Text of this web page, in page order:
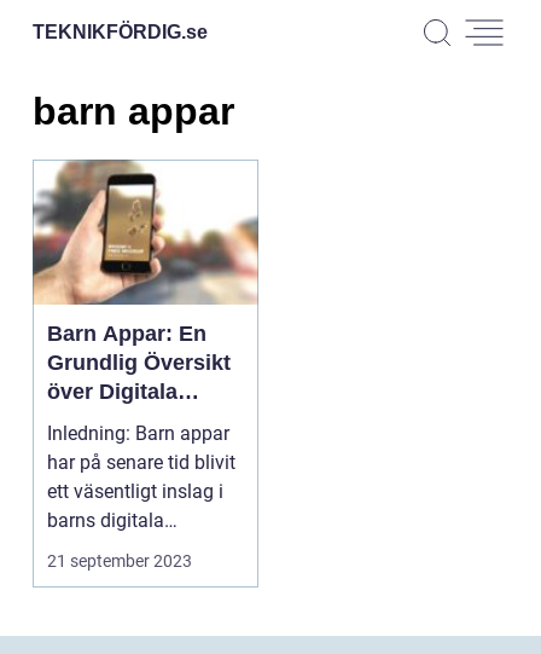
TEKNIKFÖRDIG.se
barn appar
Barn Appar: En
Grundlig Översikt
över Digitala
Lekredskap
Inledning: Barn appar
har på senare tid blivit
ett väsentligt inslag i
barns digitala
landskap. Meda...
21 september 2023